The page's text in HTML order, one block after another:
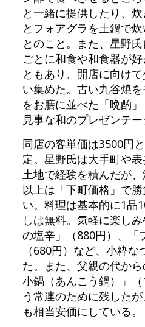
と一緒に提供したり、
とフォアグラを土鍋で炊
とのこと。また、星野
ごとに和食や和食器が
ともあり、開店に向け
い集めた。古い九谷焼
をお膳に並べた「晩酌」
見事な和のプレゼンテー
同店の客単価は3500円
定。星野氏は大手町や
土地で経験を積んだが
以上は「下町価格」で
い。料理は基本的に1品
しは無料。気軽に楽し
の塩辛」（880円）、「
（680円）など、小粋な
た。また、父親の代か
小鍋（あんこう鍋）」
う常連のために残した
も相当安価にしている。